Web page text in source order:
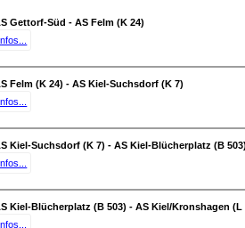
Gettorf-Süd - AS Felm (K 24)
Felm (K 24) - AS Kiel-Suchsdorf (K 7)
Kiel-Suchsdorf (K 7) - AS Kiel-Blücherplatz (B 503)
Kiel-Blücherplatz (B 503) - AS Kiel/Kronshagen (L